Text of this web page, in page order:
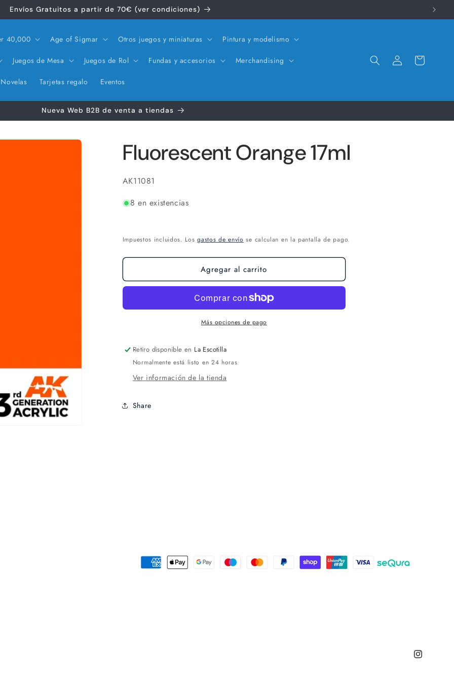
Envíos Gratuitos a partir de 70€ (ver condiciones)
40,000 Age of Sigmar Otros juegos y miniaturas Pintura y modelismo
Juegos de Mesa Juegos de Rol Fundas y accesorios Merchandising
Novelas Tarjetas regalo Eventos
Iniciar
sesión
Carrito
Nueva Web B2B de venta a tiendas
Fluorescent Orange 17ml
SKU:
AK11081
8 en existencias
Impuestos incluidos. Losgastos de envío se calculan en la pantalla de pago.
Agregar al carrito
Más opciones de pago
Retiro disponible en La Escotilla
Normalmente está listo en 24 horas
Ver información de la tienda
Share
Instagram